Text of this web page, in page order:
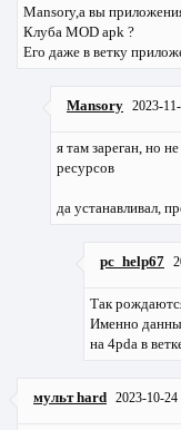
Mansory,а вы
Клуба MOD apk ?
Его даже в ветку
Mansory 2023-
я там зареган, но
ресурсов
да устанавливал,
pc_help67
Так
Именно
на 4pda в
мульт hard 2023-10-24